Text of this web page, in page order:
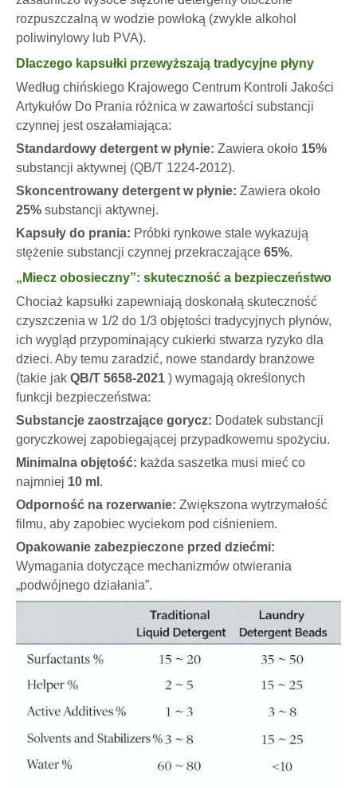
rozpuszczalną w wodzie powłoką (zwykle alkohol
poliwinylowy lub PVA).
Dlaczego kapsułki przewyższają tradycyjne płyny
Według chińskiego Krajowego Centrum Kontroli Jakości
Artykułów Do Prania różnica w zawartości substancji
czynnej jest oszałamiająca:
Standardowy detergent w płynie: Zawiera około 15%
substancji aktywnej (QB/T 1224-2012).
Skoncentrowany detergent w płynie: Zawiera około
25% substancji aktywnej.
Kapsuły do ​​prania: Próbki rynkowe stale wykazują
stężenie substancji czynnej przekraczające 65%.
„Miecz obosieczny”: skuteczność a bezpieczeństwo
Chociaż kapsułki zapewniają doskonałą skuteczność
czyszczenia w 1/2 do 1/3 objętości tradycyjnych płynów,
ich wygląd przypominający cukierki stwarza ryzyko dla
dzieci. Aby temu zaradzić, nowe standardy branżowe
(takie jak QB/T 5658-2021 ) wymagają określonych
funkcji bezpieczeństwa:
Substancje zaostrzające gorycz: Dodatek substancji
goryczkowej zapobiegającej przypadkowemu spożyciu.
Minimalna objętość: każda saszetka musi mieć co
najmniej 10 ml .
Odporność na rozerwanie: Zwiększona wytrzymałość
filmu, aby zapobiec wyciekom pod ciśnieniem.
Opakowanie zabezpieczone przed dziećmi:
Wymagania dotyczące mechanizmów otwierania
„podwójnego działania”.